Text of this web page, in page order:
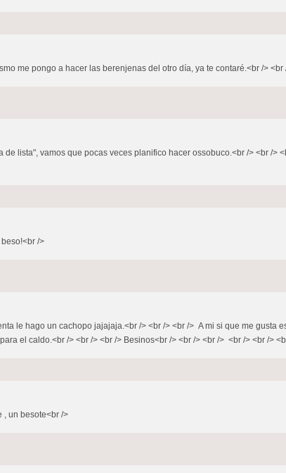
me pongo a hacer las berenjenas del otro día, ya te contaré.<br /> <br
lista", vamos que pocas veces planifico hacer ossobuco.<br /> <br />
/>
le hago un cachopo jajajaja.<br /> <br /> <br /> A mi si que me gusta
el caldo.<br /> <br /> <br /> Besinos<br /> <br /> <br /> <br /> <br />
, un besote<br />